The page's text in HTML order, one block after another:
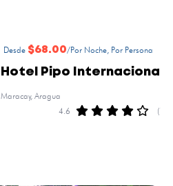
Desde $68.00/Por Noche, Por Persona
Hotel Pipo Internacional
Maracay, Aragua
4.6
(1)